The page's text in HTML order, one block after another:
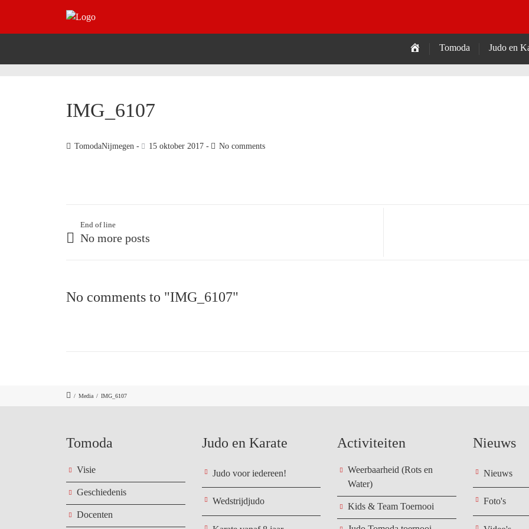
TomodaTomoda Judo en
IMG_6107
TomodaNijmegen 15 oktober 2017 No comments
End of line
No more posts
No comments to "IMG_6107"
/ Media / IMG_6107
Tomoda
Visie
Geschiedenis
Docenten
Judo en Karate
Judo voor iedereen!
Wedstrijdjudo
Activiteiten
Weerbaarheid (Rots en
Water)
Kids & Team Toernooi
Nieuws
Nieuws
Foto's